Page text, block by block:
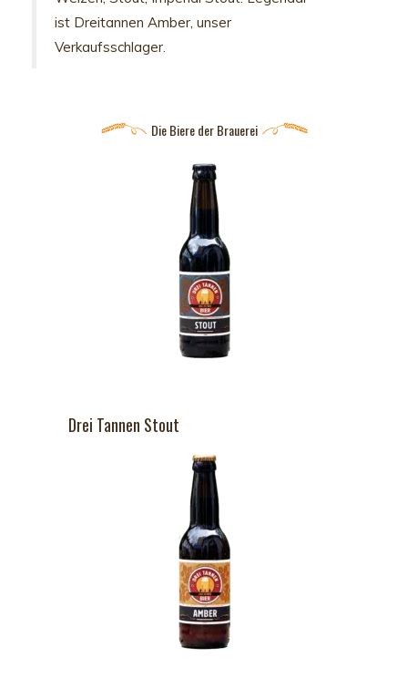
ist Dreitannen Amber, unser
Verkaufsschlager.
Die Biere der Brauerei
Drei Tannen Stout